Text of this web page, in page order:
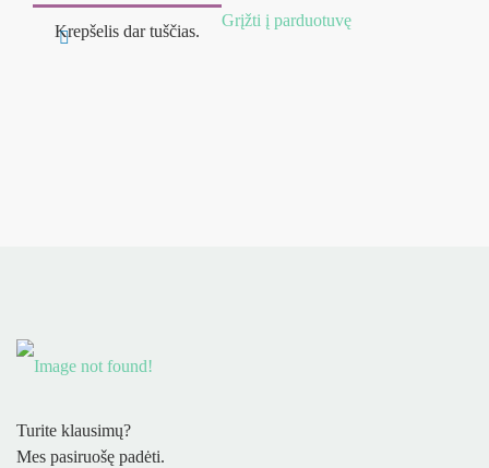
Krepšelis dar tuščias.
Grįžti į parduotuvę
Turite klausimų?
Mes pasiruošę padėti.